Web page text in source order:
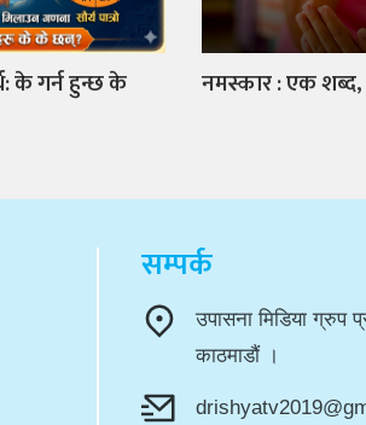
के गर्न हुन्छ के
नमस्कार : एक
सम्पर्क
उपासना मिडिया ग्रुप
काठमाडौं ।